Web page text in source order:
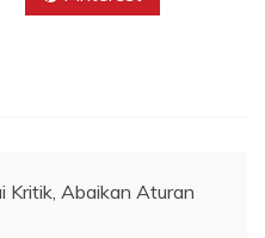
Kritik, Abaikan Aturan